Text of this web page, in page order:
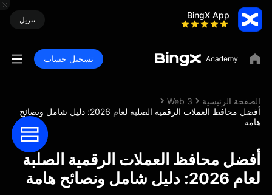
BingX App تنزيل
تسجيل حساب
الصفحة الرئيسية
Web 3
أفضل محافظ العملات الرقمية الصلبة لعام 2026: دليل شامل ونصائح
هامة
أفضل محافظ العملات الرقمية الصلبة
لعام 2026: دليل شامل ونصائح هامة